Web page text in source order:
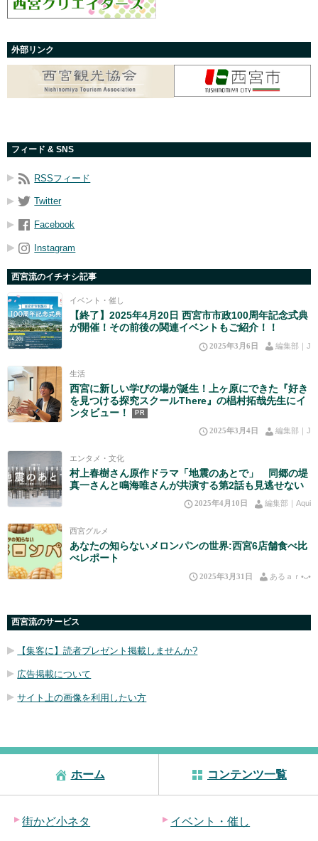
外部リンク
フィード & SNS
RSSフィード
Twitter
Facebook
Instagram
西宮流のイチオシ記事
イベント・催し
【終了】2025年4月20日 西宮市市政100周年記念式典
が開催！その前後の関連イベントもご紹介！！
2025年3月6日 編集部｜J
生活
西宮に新しい学びの場が誕生！上ヶ原にできた『好き
を見つける探究スクールThere』の椙村拓哉先生にイ
ンタビュー！
PR
2025年3月4日 編集部｜J
エンタメ・文化
村上春樹さん原作ドラマ「地震のあとで」 同郷の堤
真一さんと鳴海唯さんが共演する第2話も見逃せない
2025年4月10日 編集部｜Aqui
西宮グルメ
あなたの知らないメロンパンの世界:西宮6店舗食べ比
べレポート
2025年3月31日 あるａｒ•⁠ᴗ⁠•⁠
西宮流のサービス
【集客に】読者プレゼント掲載しませんか?
広告掲載について
サイト上の画像を利用したい方
ホーム コンテンツ一覧
街かど小ネタ イベント・催し